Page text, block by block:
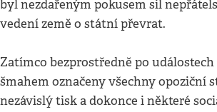
byl nezdařeným pokusem sil
vedení země o státní převrat.
Zatímco bezprostředně po
šmahem označeny všechny opoziční
nezávislý tisk a dokonce i některé